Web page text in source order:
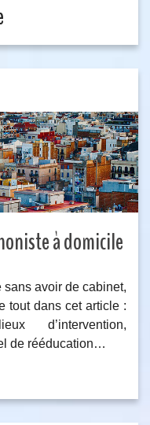
à domicile
sans avoir de cabinet,
tout dans cet article :
d’intervention,
de rééducation…